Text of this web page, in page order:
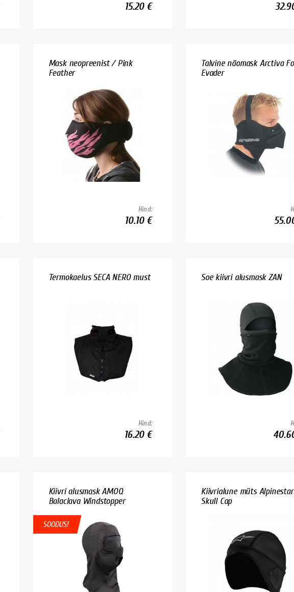
15.20 €
Mask neopreenist / Pink
Feather
Hind:
10.10 €
Talvine näomask Arctiva
Evader
Termokaelus SECA NERO must
Hind:
16.20 €
Soe kiivri alusmask ZAN
Kiivri alusmask AMOQ
Balaclava Windstopper
SOODUS!
Kiivrialune müts
Skull Cap